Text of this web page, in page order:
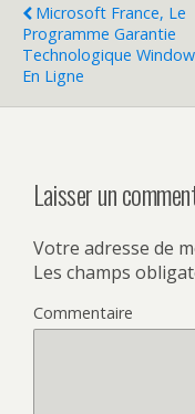
Microsoft France, Le
Programme Garantie
Technologique
En Ligne
Laisser un
Votre adresse de
Les champs
Commentaire